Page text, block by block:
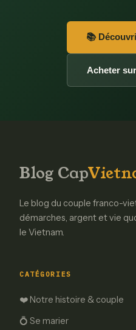
📚
Acheter
Blog Cap
Le blog du couple franco-
démarches, argent et vie
le Vietnam.
CATÉGORIES
❤️ Notre histoire & couple
💍 Se marier